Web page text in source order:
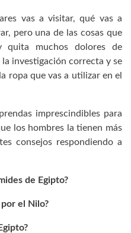
vas a visitar, qué vas a
pero una de las cosas que
quita muchos dolores de
la investigación correcta y se
ropa que vas a utilizar en el
imprescindibles para
los hombres la tienen más
consejos respondiendo a
de Egipto?
el Nilo?